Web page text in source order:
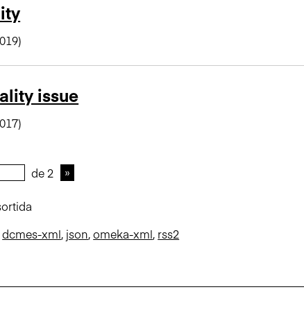
issue
de 2
dcmes-xml, json,omeka-xml, rss2